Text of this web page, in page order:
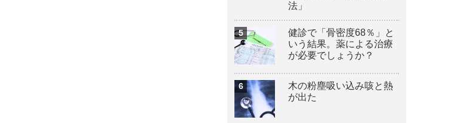
法」
健診で「骨密度68％」と
いう結果。薬による治療
が必要でしょうか？
木の粉塵吸い込み咳と熱
が出た